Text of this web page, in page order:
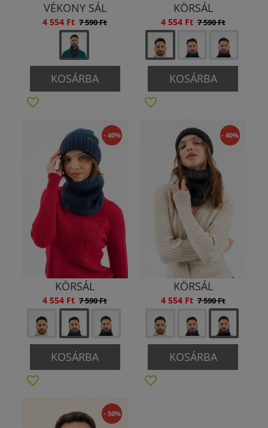
VÉKONY SÁL
4 554 Ft 7 590 Ft
KOSÁRBA
KÖRSÁL
4 554 Ft 7 590 Ft
KOSÁRBA
- 40%
KÖRSÁL
4 554 Ft 7 590 Ft
KOSÁRBA
- 40%
KÖRSÁL
4 554 Ft 7 590 Ft
KOSÁRBA
- 50%